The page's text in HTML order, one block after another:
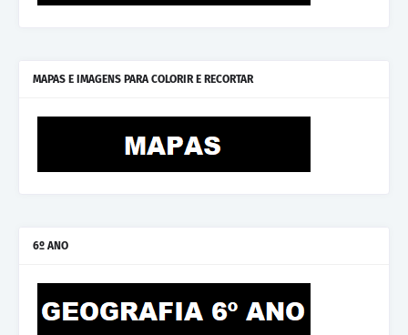
MAPAS E IMAGENS PARA COLORIR E RECORTAR
6º ANO